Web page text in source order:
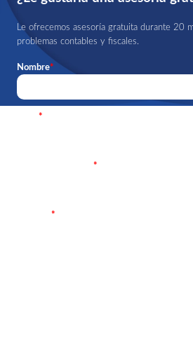
Le ofrecemos asesoría gratuita durante 20
problemas contables y fiscales.
Nombre*
*
*
*